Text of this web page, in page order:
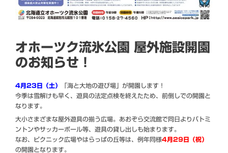
オホーツク流氷公園 屋外施設開園
のお知らせ！
4月23日（土）
「海と大地の遊び場」が開園します！
今季は雪解けも早く、遊具の法定点検を終えたため、前倒しでの開園と
なります。
大小さまざまな屋外遊具の揃う広場。あおぞら交流館で同日よりバトミ
ントンやサッカーボール等、遊具の貸し出しも始まります。
なお、ピクニック広場やはらっぱの丘等は、例年同様4月29日（祝）
の開園となります。